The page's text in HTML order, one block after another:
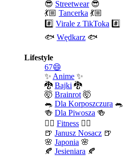
😎 Streetwear😎
💃🏼 Tancerka 💃🏼
#️⃣ Virale z TikToka #️⃣
🐟 Wędkarz 🐟
Lifestyle
67😄
✨ Anime ✨
🐉 Bajki 🐉
🤯 Brainrot 🤯
🐀 Dla Korposzczura 🐀
🍻 Dla Piwosza 🍻
🤾‍♀️ Fitness 🤾‍♀️
🍺 Janusz Nosacz 🍺
🌸 Japonia 🌸
🍂 Jesieniara 🍂